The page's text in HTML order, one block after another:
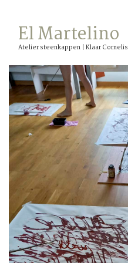
El Martelino
Atelier steenkappen | Klaar Cornelis